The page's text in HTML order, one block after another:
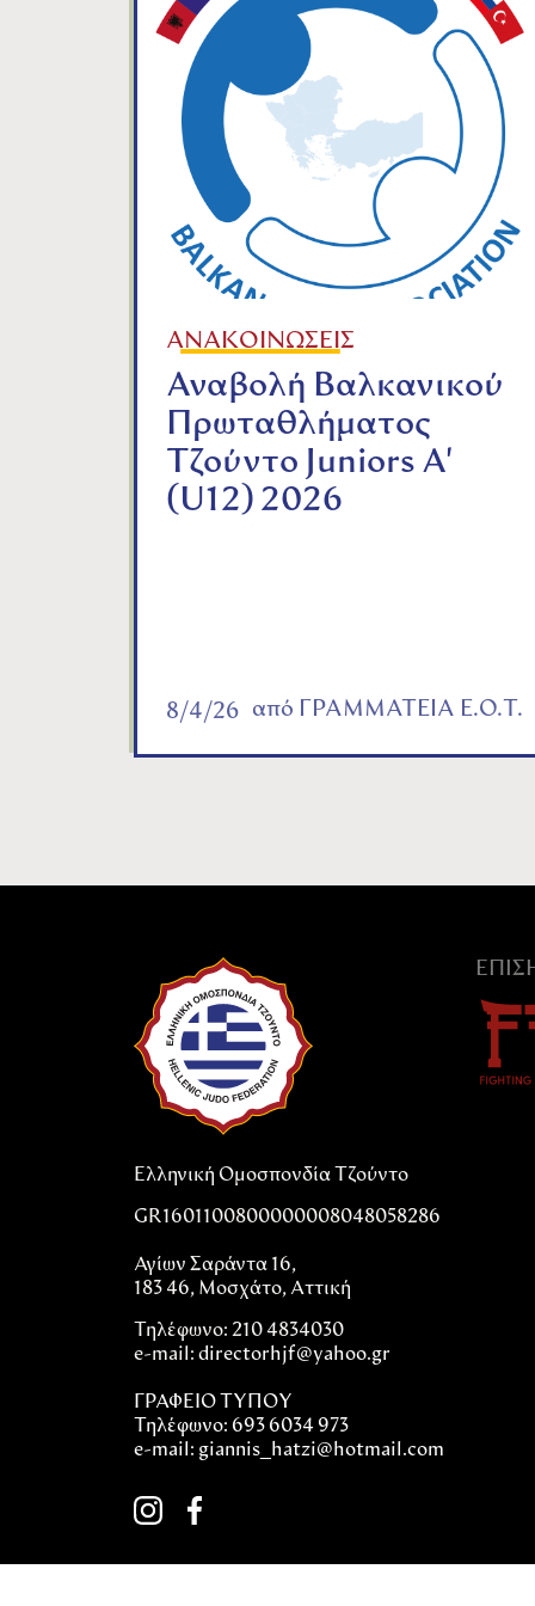
ΑΝΑΚΟΙΝΩΣΕΙΣ
Αναβολή Βαλκανικού
Πρωταθλήματος
Τζούντο Juniors A'
(U12) 2026
8/4/26 από ΓΡΑΜΜΑΤΕΙΑ Ε.Ο.Τ.
Ελληνική Ομοσπονδία Τζούντο
GR1601100800000008048058286
Αγίων Σαράντα 16,
183 46, Μοσχάτο, Αττική
Τηλέφωνο: 210 4834030
e-mail: directorhjf@yahoo.gr
ΓΡΑΦΕΙΟ ΤΥΠΟΥ
Τηλέφωνο: 693 6034 973
e-mail: giannis_hatzi@hotmail.com